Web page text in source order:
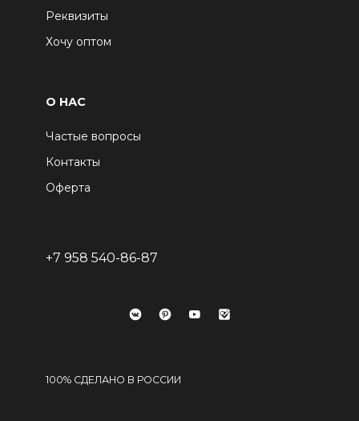
Реквизиты
Хочу оптом
О НАС
Частые вопросы
Контакты
Оферта
+7 958 540-86-87
100% СДЕЛАНО В РОССИИ